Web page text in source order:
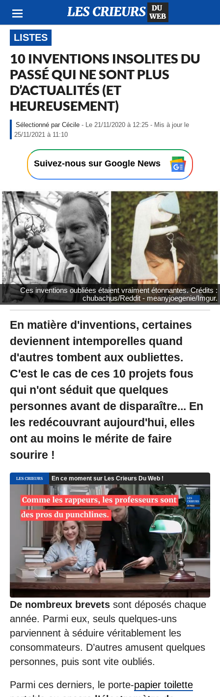
LISTES
10 INVENTIONS INSOLITES DU
PASSÉ QUI NE SONT PLUS
D’ACTUALITÉS (ET
HEUREUSEMENT)
Cécile - Le 21/11/2020 à 12:25 - Mis à jour le
25/11/2021 à 11:10
2
/
1
1
2
0
0
à
1
2
:
2
5
-
M
s
u
r
l
e
5
1
2
0
2
1
à
1
1
:
1
0
Suivez-nous sur Google News
Ces inventions oubliées étaient vraiment étonnantes. Crédits :
chubachus/Reddit - meanyjoegenie/Imgur.
En matière d'inventions, certaines
deviennent intemporelles quand
d'autres tombent aux oubliettes.
C'est le cas de ces 10 projets fous
qui n'ont séduit que quelques
personnes avant de disparaître... En
les redécouvrant aujourd'hui, elles
ont au moins le mérite de faire
sourire !
De nombreux brevets sont déposés chaque
année. Parmi eux, seuls quelques-uns
parviennent à séduire véritablement les
consommateurs. D’autres amusent quelques
personnes, puis sont vite oubliés.
Parmi ces derniers, le porte-papier toilette